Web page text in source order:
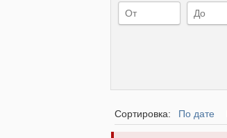
Сортировка: По дате